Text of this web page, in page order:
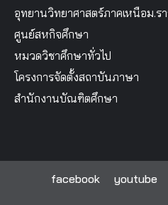
อุทยานวิทยาศาสตร์ภาคเหนือม.ร
ศูนย์สหกิจศึกษา
หมวดวิชาศึกษาทั่วไป
โครงการจัดตั้งสถาบันภาษา
สำนักงานบัณฑิตศึกษา
facebook youtube